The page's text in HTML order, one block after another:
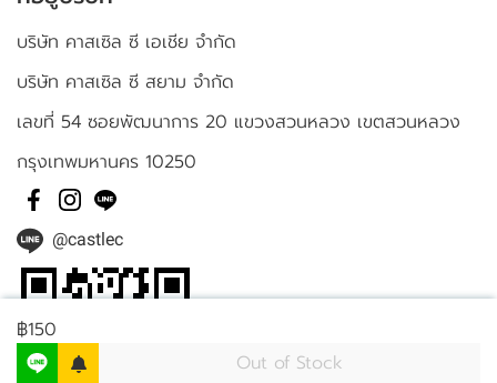
฿150
Out of Stock
บริษัท คาสเซิล ซี เอเชีย จำกัด
บริษัท คาสเซิล ซี สยาม จำกัด
เลขที่ 54 ซอยพัฒนาการ 20 แขวงสวนหลวง เขตสวนหลวง
กรุงเทพมหานคร 10250
@castlec